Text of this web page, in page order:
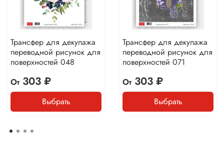
Трансфер для декупажа
переводной рисунок для
поверхностей 048
От303 ₽
Выбрать
Трансфер для декупажа
переводной рисунок для
поверхностей 071
От303 ₽
Выбрать